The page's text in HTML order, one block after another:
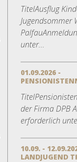
TitelAusflug
Jugendsommer
unter...
01.09.2026 -
der Firma DPB
erforderlich
10.09. -
LANDJUGEND